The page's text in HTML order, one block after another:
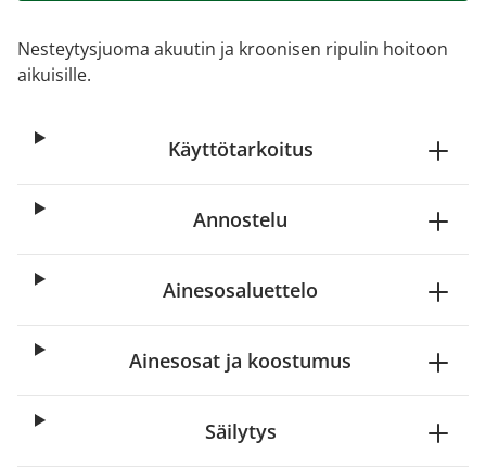
Nesteytysjuoma akuutin ja kroonisen ripulin hoitoon
aikuisille.
Käyttötarkoitus
Annostelu
Ainesosaluettelo
Ainesosat ja koostumus
Säilytys